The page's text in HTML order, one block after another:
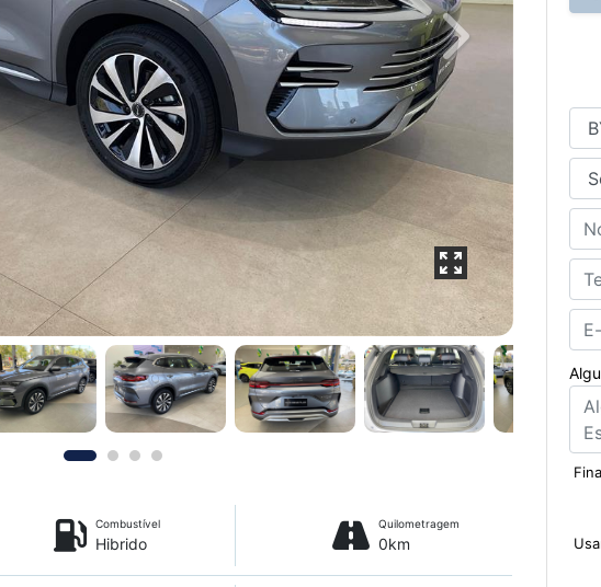
Next
Combustível
Hibrido
Quilometragem
0km